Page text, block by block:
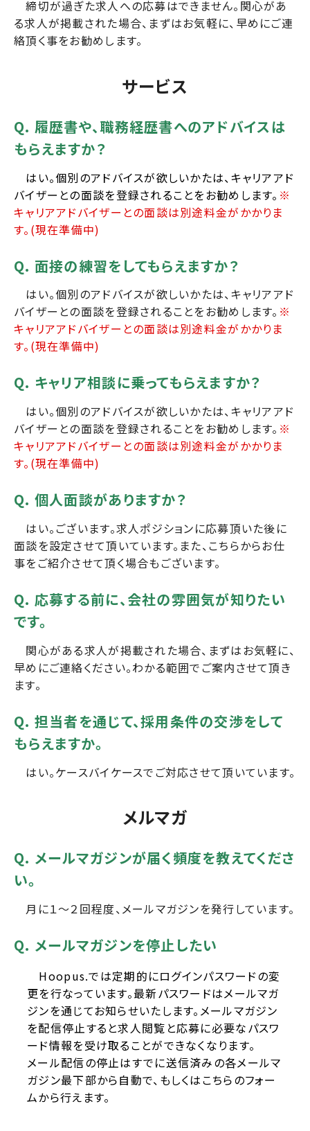
締切が過ぎた求人への応募はできません。関心があ
る求人が掲載された場合、まずはお気軽に、早めにご連
絡頂く事をお勧めします。
サービス
Q. 履歴書や、職務経歴書へのアドバイスは
もらえますか？
はい。個別のアドバイスが欲しいかたは、キャリアアド
バイザーとの面談を登録されることをお勧めします。 ※
キャリアアドバイザーとの面談は別途料金がかかりま
す。(現在準備中)
Q. 面接の練習をしてもらえますか？
はい。個別のアドバイスが欲しいかたは、キャリアアド
バイザーとの面談を登録されることをお勧めします。 ※
キャリアアドバイザーとの面談は別途料金がかかりま
す。(現在準備中)
Q. キャリア相談に乗ってもらえますか？
はい。個別のアドバイスが欲しいかたは、キャリアアド
バイザーとの面談を登録されることをお勧めします。 ※
キャリアアドバイザーとの面談は別途料金がかかりま
す。(現在準備中)
Q. 個人面談がありますか？
はい。ございます。求人ポジションに応募頂いた後に
面談を設定させて頂いています。また、こちらからお仕
事をご紹介させて頂く場合もございます。
Q. 応募する前に、会社の雰囲気が知りたい
です。
関心がある求人が掲載された場合、まずはお気軽に、
早めにご連絡ください。わかる範囲でご案内させて頂き
ます。
Q. 担当者を通じて、採用条件の交渉をして
もらえますか。
はい。ケースバイケースでご対応させて頂いています。
メルマガ
Q. メールマガジンが届く頻度を教えてくださ
い。
月に１～２回程度、メールマガジンを発行しています。
Q. メールマガジンを停止したい
Hoopus.では定期的にログインパスワードの変
更を行なっています。最新パスワードはメールマガ
ジンを通じてお知らせいたします。メールマガジン
を配信停止すると求人閲覧と応募に必要なパスワ
ード情報を受け取ることができなくなります。
メール配信の停止はすでに送信済みの各メールマ
ガジン最下部から自動で、もしくはこちらのフォー
ムから行えます。